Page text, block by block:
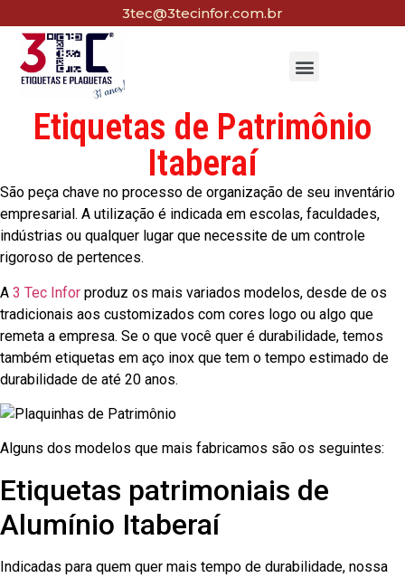
3tec@3tecinfor.com.br
Etiquetas de Patrimônio
Itaberaí
São peça chave no processo de organização de seu inventário
empresarial. A utilização é indicada em escolas, faculdades,
indústrias ou qualquer lugar que necessite de um controle
rigoroso de pertences.
A 3 Tec Infor produz os mais variados modelos, desde de os
tradicionais aos customizados com cores logo ou algo que
remeta a empresa. Se o que você quer é durabilidade, temos
também etiquetas em aço inox que tem o tempo estimado de
durabilidade de até 20 anos.
Alguns dos modelos que mais fabricamos são os seguintes:
Etiquetas patrimoniais de
Alumínio Itaberaí
Indicadas para quem quer mais tempo de durabilidade, nossa